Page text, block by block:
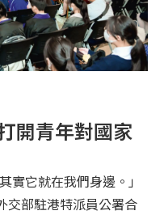
開青年對國家
實它就在我們身邊。」
交部駐港特派員公署合